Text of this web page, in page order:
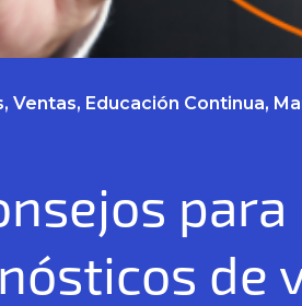
Ventas, Educación Continua,
de